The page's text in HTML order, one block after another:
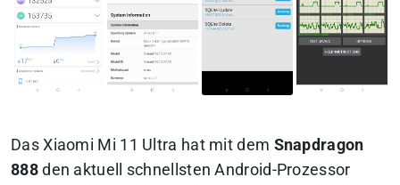
Das Xiaomi Mi 11 Ultra hat mit dem Snapdragon
888den aktuell schnellsten Android-Prozessor